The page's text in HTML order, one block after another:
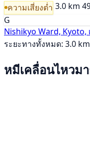
ความเสี่ยงต่ำ 3.0 km
G
Nishikyo Ward, Kyoto,
ระยะทางทั้งหมด: 3.0 km
หมีเคลื่อนไหวม